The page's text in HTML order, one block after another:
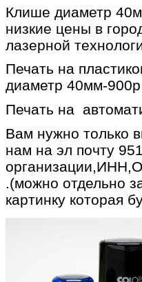
Клише диаметр
низкие цены в
лазерной
Печать на
диаметр 40мм-900р
Печать на
Вам нужно только
нам на эл почту
.(можно отдельно
картинку которая